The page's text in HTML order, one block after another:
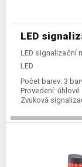
LED
LED signalizační
LED
Počet barev: 3
Provedení: úhlové
Zvuková